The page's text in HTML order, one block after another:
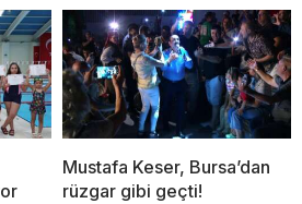
Mustafa Keser, Bursa’dan
rüzgar gibi geçti!